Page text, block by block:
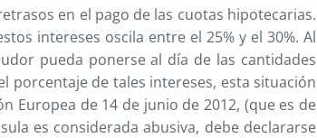
en el pago de las cuotas hipotecarias.
intereses oscila entre el 25% y el 30%. Al
pueda ponerse al día de las cantidades
porcentaje de tales intereses, esta situación
Europea de 14 de junio de 2012, (que es de
es considerada abusiva, debe declararse